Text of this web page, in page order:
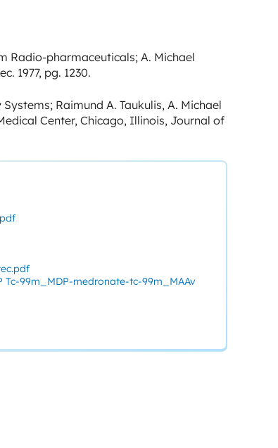
Radio-pharmaceuticals; A. Michael
1977, pg. 1230.
Raimund A. Taukulis, A. Michael
Center, Chicago, Illinois, Journal of
Tc-99m_MDP-medronate-tc-99m_MAAv